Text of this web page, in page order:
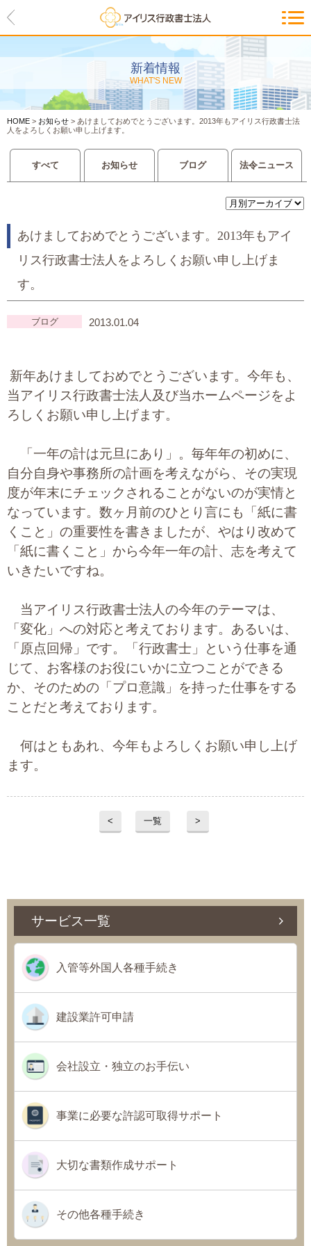
新着情報
WHAT'S NEW
HOME > お知らせ > あけましておめでとうございます。2013年もアイリス行政書士法
人をよろしくお願い申し上げます。
すべて お知らせ ブログ 法令ニュース
あけましておめでとうございます。2013年もアイ
リス行政書士法人をよろしくお願い申し上げま
す。
ブログ 2013.01.04
新年あけましておめでとうございます。今年も、
当アイリス行政書士法人及び当ホームページをよ
ろしくお願い申し上げます。
「一年の計は元旦にあり」。毎年年の初めに、
自分自身や事務所の計画を考えながら、その実現
度が年末にチェックされることがないのが実情と
なっています。数ヶ月前のひとり言にも「紙に書
くこと」の重要性を書きましたが、やはり改めて
「紙に書くこと」から今年一年の計、志を考えて
いきたいですね。
当アイリス行政書士法人の今年のテーマは、
「変化」への対応と考えております。あるいは、
「原点回帰」です。「行政書士」という仕事を通
じて、お客様のお役にいかに立つことができる
か、そのための「プロ意識」を持った仕事をする
ことだと考えております。
何はともあれ、今年もよろしくお願い申し上げ
ます。
< 一覧 >
サービス一覧
入管等外国人各種手続き
建設業許可申請
会社設立・独立のお手伝い
事業に必要な許認可取得サポート
大切な書類作成サポート
その他各種手続き
HOME
アイリスの紹介
代表ご挨拶・経営理念・アイリス
のお約束
会社概要・アクセスマップ
サービス一覧
入管等外国人各種手続き
建設業許可申請
会社設立・独立のお手伝い
費用の目安
お客様の声
よくあるご質問
採用情報・パートナー募集
プライバシーポリシー
06-6889-6018
営業時間: 9：00～18：009：00～18：00